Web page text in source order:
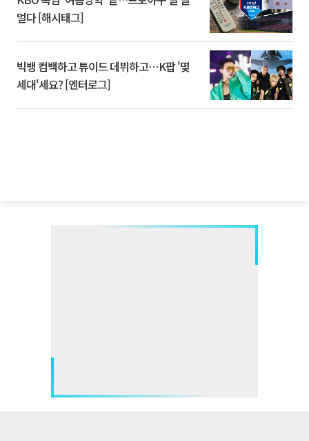
멀다 [해시태그]
빅뱅 컴백하고 튜이드 데뷔하고⋯K팝 '몇
세대'세요? [엔터로그]